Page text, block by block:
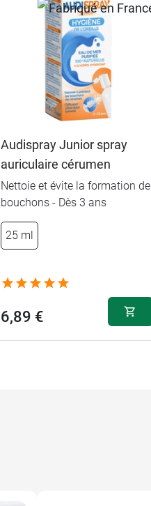
Audispray Junior spray
auriculaire cérumen
Nettoie et évite la formation de
bouchons - Dès 3 ans
25 ml
6,89 €